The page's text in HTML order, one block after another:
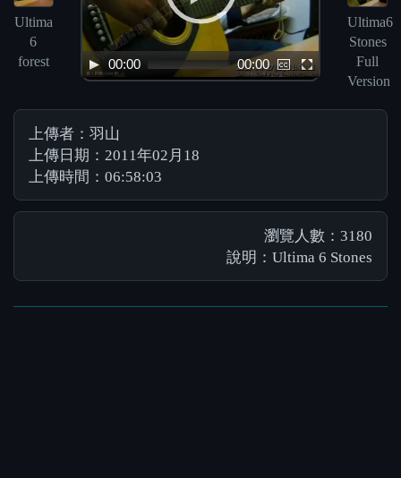
Ultima
6
forest
00:00 00:00
Ultima6
Stones
Full
Version
上傳者：羽山
上傳日期：2011年02月18
上傳時間：06:58:03
瀏覽人數：3180
說明：Ultima 6 Stones